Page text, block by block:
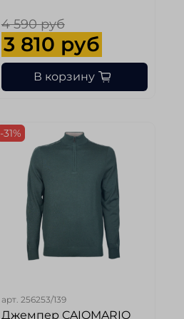
4 590 руб
3 810 руб
В корзину
-31%
арт. 256253/139
Джемпер CAIOMARIO